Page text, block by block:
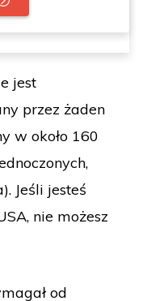
jest
przez żaden
w około 160
Jeśli jesteś
nie możesz
od